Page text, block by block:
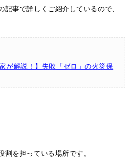
記事で詳しくご紹介しているので、
が解説！】失敗「ゼロ」の火災保
割を担っている場所です。